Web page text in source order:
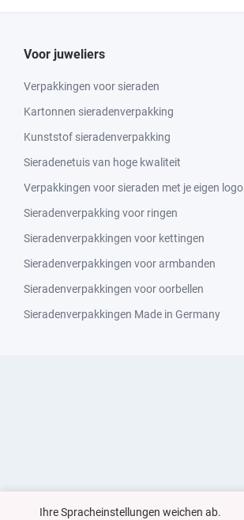
Voor juweliers
Verpakkingen voor sieraden
Kartonnen sieradenverpakking
Kunststof sieradenverpakking
Sieradenetuis van hoge kwaliteit
Verpakkingen voor sieraden met je eigen logo
Sieradenverpakking voor ringen
Sieradenverpakkingen voor kettingen
Sieradenverpakkingen voor armbanden
Sieradenverpakkingen voor oorbellen
Sieradenverpakkingen Made in Germany
Ihre Spracheinstellungen weichen ab.